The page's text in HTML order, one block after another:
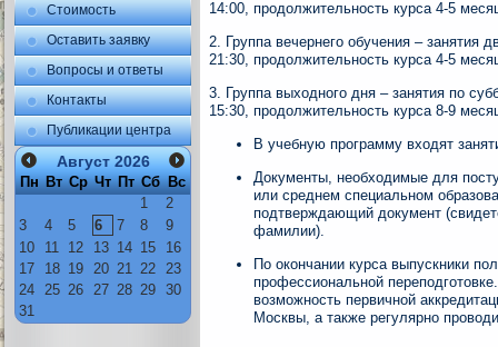
Стоимость
Оставить заявку
Вопросы и ответы
Контакты
Публикации центра
Август 2026
Пн Вт Ср Чт Пт Сб Вс
1
2
3
4 5 6 7 8
9
10
11 12 13 14 15
16
17
18 19 20 21 22 23
24 25 26 27 28 29 30
31
14:00, продолжительность курса 4-5
2. Группа вечернего обучения –
21:30, продолжительность курса 4-5
3. Группа выходного дня – занятия по
15:30, продолжительность курса 8-9
В учебную программу входят
Документы, необходимые для
или среднем специальном
подтверждающий документ
фамилии).
По окончании курса выпускники
профессиональной
возможность первичной
Москвы, а также регулярно